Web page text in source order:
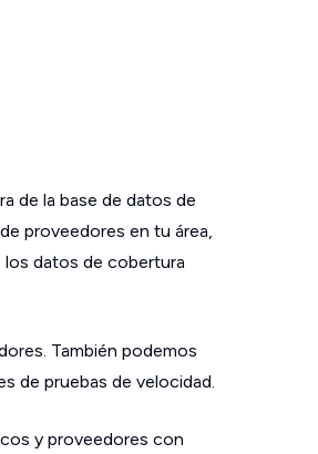
de la base de datos de
proveedores en tu área,
datos de cobertura
También podemos
de pruebas de velocidad.
y proveedores con